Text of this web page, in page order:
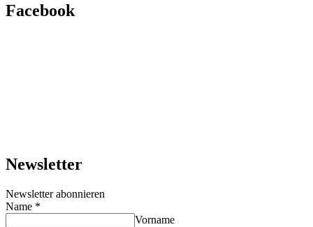
Facebook
Newsletter
Newsletter abonnieren
Name *
Vorname